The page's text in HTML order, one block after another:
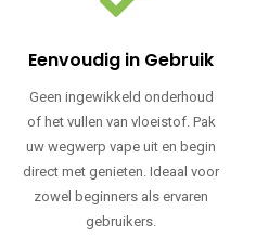
Eenvoudig in Gebruik
Geen ingewikkeld onderhoud
of het vullen van vloeistof. Pak
uw wegwerp vape uit en begin
direct met genieten. Ideaal voor
zowel beginners als ervaren
gebruikers.